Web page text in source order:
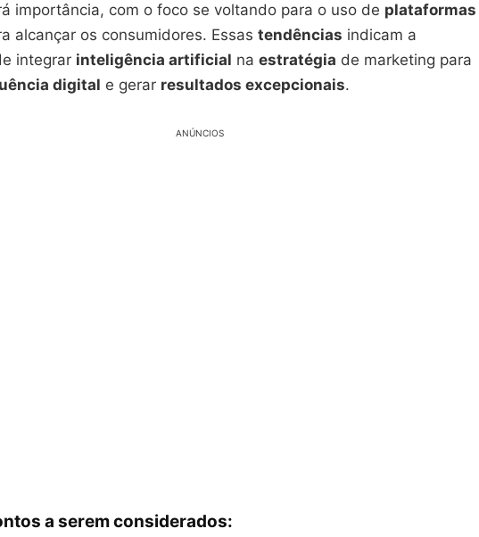
importância, com o foco se voltando para o uso de plataformas
alcançar os consumidores. Essas tendências indicam a
integrar inteligência artificial na estratégia de marketing para
digital e gerar resultados excepcionais.
ANÚNCIOS
a serem considerados: